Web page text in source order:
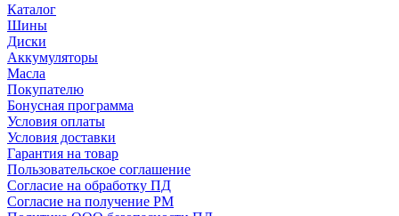
Каталог
Шины
Диски
Аккумуляторы
Масла
Покупателю
Бонусная программа
Условия оплаты
Условия доставки
Гарантия на товар
Пользовательское соглашение
Согласие на обработку ПД
Согласие на получение РМ